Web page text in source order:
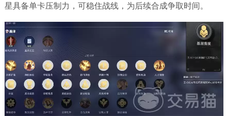
星具备单卡压制力，可稳住战线，为后续合成争取时间。